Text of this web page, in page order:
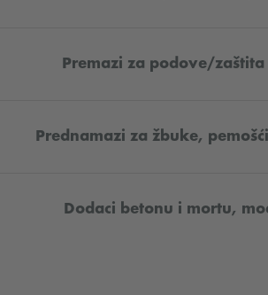
Premazi za podove/
Prednamazi za žbuke,
Dodaci betonu i mortu,